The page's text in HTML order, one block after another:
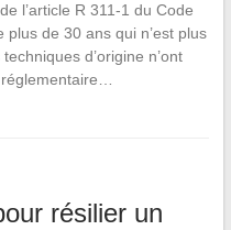
l’article R 311-1 du Code
de 30 ans qui n’est plus
d’origine n’ont
réglementaire…
résilier un